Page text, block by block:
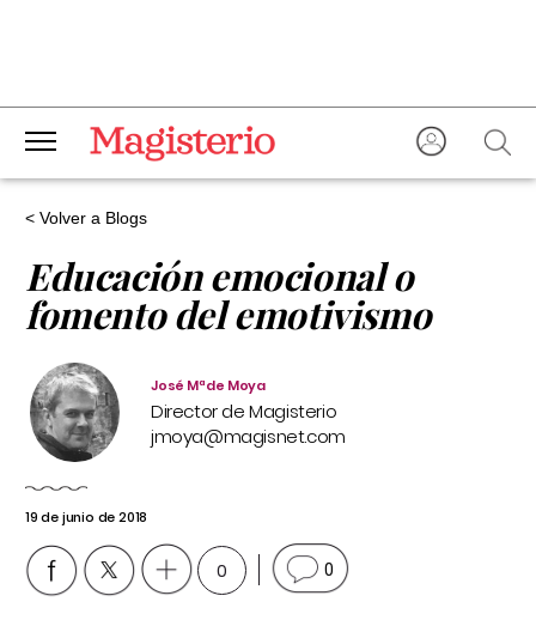
< Volver a Blogs
Educación emocional o
fomento del emotivismo
José Mª de Moya
Director de Magisterio
jmoya@magisnet.com
19 de junio de 2018
0 0